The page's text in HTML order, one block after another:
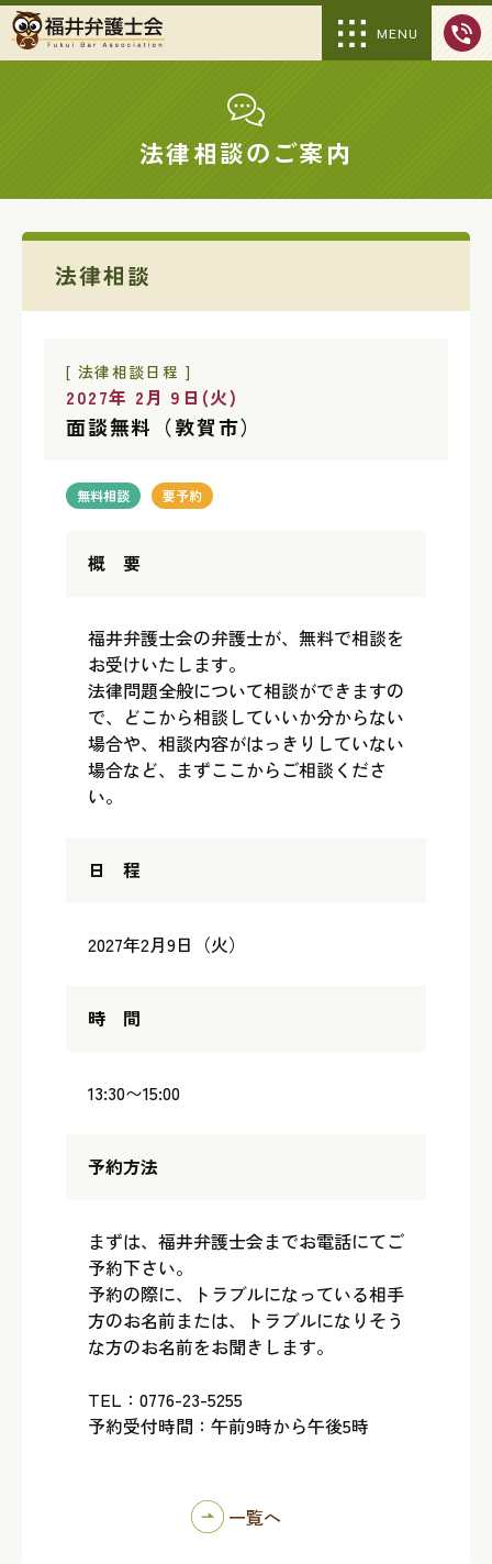
MENU
法律相談のご案内
法律相談
[ 法律相談日程 ]
2027年 2月 9日(火)
面談無料（敦賀市）
無料相談 要予約
概 要
福井弁護士会の弁護士が、無料で相談を
お受けいたします。
法律問題全般について相談ができますの
で、どこから相談していいか分からない
場合や、相談内容がはっきりしていない
場合など、まずここからご相談くださ
い。
日 程
2027年2月9日（火）
時 間
13:30〜15:00
予約方法
まずは、福井弁護士会までお電話にてご
予約下さい。
予約の際に、トラブルになっている相手
方のお名前または、トラブルになりそう
な方のお名前をお聞きします。
TEL：0776-23-5255
予約受付時間：午前9時から午後5時
一覧へ